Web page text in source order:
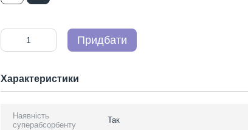
Придбати
Характеристики
Наявність
суперабсорбенту
Так